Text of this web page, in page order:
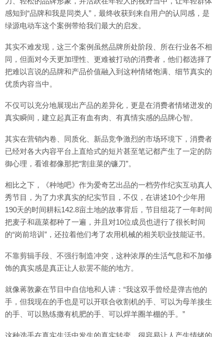
感知到“品牌和我是同类人”，最终收获到来自用户的认同感，是
绿源电动车这个案例带给我们最大的启发。
其实不难发现，这三个案例虽然品牌所处阶段、所在行业各不相
同，但面对今天更加理性、更难被打动的消费者，他们都选择了
把难以言说的品牌和产品价值融入到这种情绪饱满、细节真实的
优质内容当中。
不仅可以充分地展现出产品的差异化，更是在消费者情绪迸发的
真实瞬间，建立起真正有血有肉、有真情实感的品牌心智。
其实在营销内卷、同质化、新品竞争激烈的市场环境下，消费者
已经对各大内容平台上直给式的短片甚至笔记都产生了一定的防
御心理，看谁都像那把“割韭菜的镰刀”。
相比之下，《种地吧》作为爱奇艺出品的一档劳作纪实互动真人
秀节目，为了力求真实的纪实节目，不仅，在讲述10个少年用
190天的时间耕耘142.8亩土地的故事背后，节目组花了一年时间
把麦子和蔬菜都种了一遍，并且对10位成员也进行了很长时间
的“岗前培训”，还拉着他们考了农用机械的相关职业技能证书。
不靠剪辑手段、不强行制造冲突，这种浓厚的生活气息和不加修
饰的真实感是真正让人欲罢不能的地方。
就像蒋敦豪在节目中自信地和人讲：“我这双手曾经是弹吉他的
手，但我现在的手也是可以开联合收割机的手、可以为母羊接生
的手、可以熟练撒有机肥的手、可以焊羊圈羊棚的手。”
这种选手在真实生活中发生的真实转变，很容易让人产生情绪的